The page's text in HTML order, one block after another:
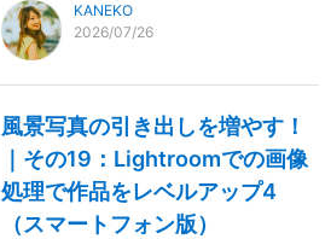
KANEKO
2026/07/26
風景写真の引き出しを増やす！
｜その19：Lightroomでの画像
処理で作品をレベルアップ4
（スマートフォン版）